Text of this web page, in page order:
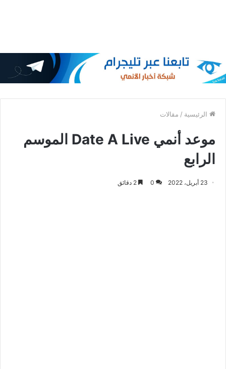
الرئيسية / مقالات
موعد أنمي Date A Live الموسم
الرابع
23 أبريل، 2022 0